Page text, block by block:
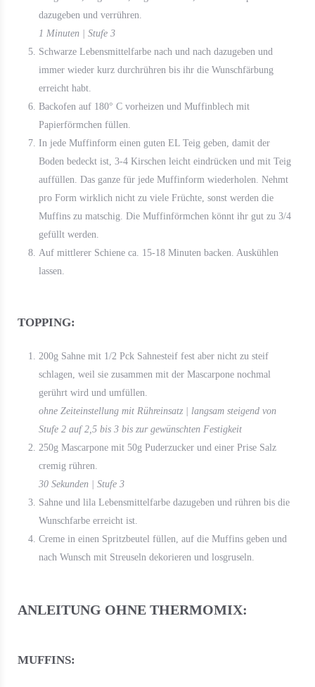
dazugeben und verrühren.
1 Minuten | Stufe 3
Schwarze Lebensmittelfarbe nach und nach dazugeben und
immer wieder kurz durchrühren bis ihr die Wunschfärbung
erreicht habt.
Backofen auf 180° C vorheizen und Muffinblech mit
Papierförmchen füllen.
In jede Muffinform einen guten EL Teig geben, damit der
Boden bedeckt ist, 3-4 Kirschen leicht eindrücken und mit Teig
auffüllen. Das ganze für jede Muffinform wiederholen. Nehmt
pro Form wirklich nicht zu viele Früchte, sonst werden die
Muffins zu matschig. Die Muffinförmchen könnt ihr gut zu 3/4
gefüllt werden.
Auf mittlerer Schiene ca. 15-18 Minuten backen. Auskühlen
lassen.
TOPPING:
200g Sahne mit 1/2 Pck Sahnesteif fest aber nicht zu steif
schlagen, weil sie zusammen mit der Mascarpone nochmal
gerührt wird und umfüllen.
ohne Zeiteinstellung mit Rühreinsatz | langsam steigend von
Stufe 2 auf 2,5 bis 3 bis zur gewünschten Festigkeit
250g Mascarpone mit 50g Puderzucker und einer Prise Salz
cremig rühren.
30 Sekunden | Stufe 3
Sahne und lila Lebensmittelfarbe dazugeben und rühren bis die
Wunschfarbe erreicht ist.
Creme in einen Spritzbeutel füllen, auf die Muffins geben und
nach Wunsch mit Streuseln dekorieren und losgruseln.
ANLEITUNG OHNE THERMOMIX:
MUFFINS: